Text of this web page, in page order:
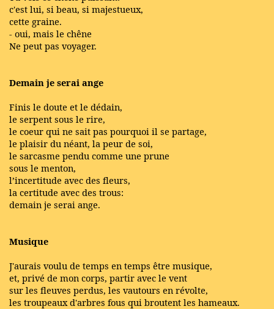
c'est lui, si beau, si majestueux,
cette graine.
- oui, mais le chêne
Ne peut pas voyager.
Demain je serai ange
Finis le doute et le dédain,
le serpent sous le rire,
le coeur qui ne sait pas pourquoi il se partage,
le plaisir du néant, la peur de soi,
le sarcasme pendu comme une prune
sous le menton,
l’incertitude avec des fleurs,
la certitude avec des trous:
demain je serai ange.
Musique
J'aurais voulu de temps en temps être musique,
et, privé de mon corps, partir avec le vent
sur les fleuves perdus, les vautours en révolte,
les troupeaux d'arbres fous qui broutent les hameaux.